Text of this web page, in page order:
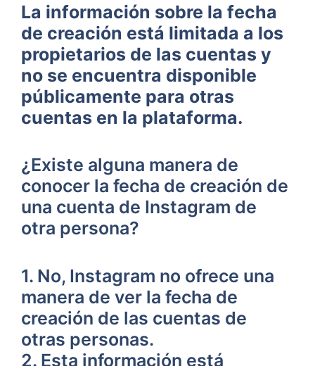
La información sobre la ⁢fecha
de creación está limitada​ a ⁣los
propietarios de las cuentas y
no ​se ‍encuentra disponible
públicamente para otras​
cuentas en la plataforma.
¿Existe ⁣alguna manera​ de
conocer la fecha de creación de ​
una cuenta de Instagram⁤ de
otra persona?
1. No,⁤ Instagram ​no ofrece una
manera de ver la ⁣fecha de
creación de las cuentas de
otras personas.
2. Esta información está